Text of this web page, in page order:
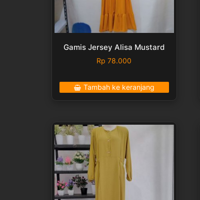
Gamis Jersey Alisa Mustard
Rp 78.000
Tambah ke keranjang